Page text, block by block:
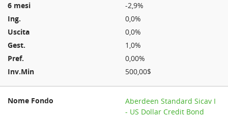
-2,9%
0,0%
0,0%
1,0%
0,00%
500,00$
Aberdeen Standard Sicav I
- US Dollar Credit Bond